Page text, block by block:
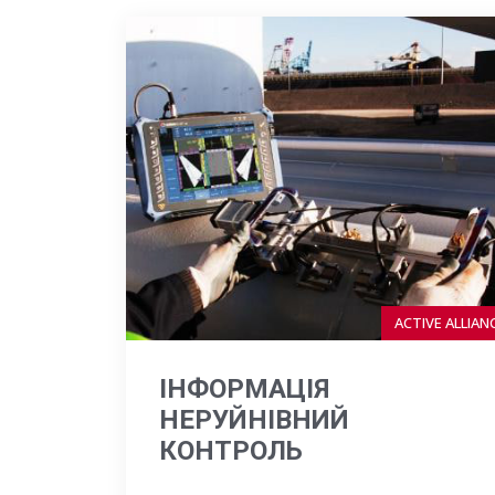
ACTIVE
ІНФОРМАЦІЯ
НЕРУЙНІВНИЙ
КОНТРОЛЬ